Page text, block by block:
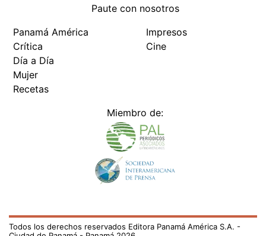
Paute con nosotros
Panamá América
Crítica
Día a Día
Mujer
Recetas
Impresos
Cine
Miembro de:
Todos los derechos reservados Editora Panamá América S.A. -